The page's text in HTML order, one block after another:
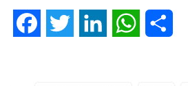
FacebookTwitter LinkedIn WhatsApp